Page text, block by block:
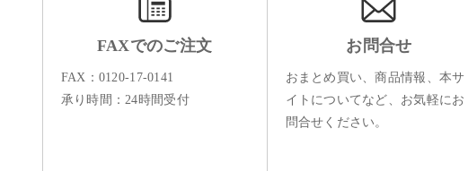
FAXでのご注文
FAX：0120-17-0141
承り時間：24時間受付
お問合せ
おまとめ買い、商品情報、本サ
イトについてなど、お気軽にお
問合せください。